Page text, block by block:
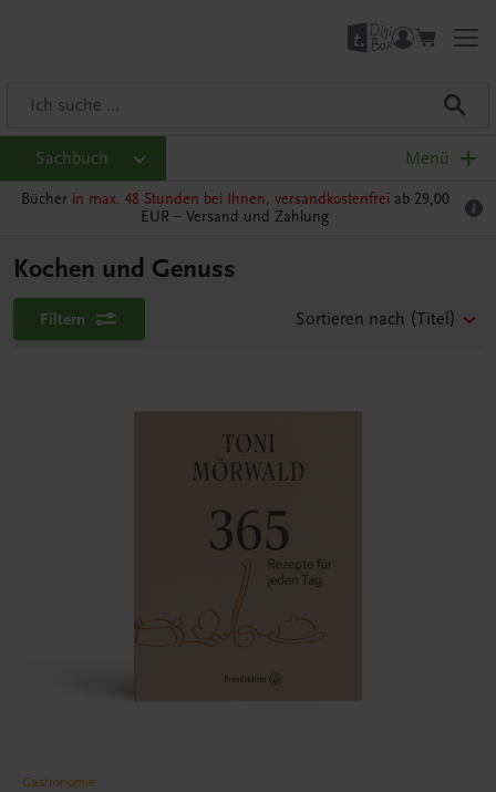
Sachbuch Menü
Bücher in max. 48 Stunden bei Ihnen, versandkostenfrei ab 29,00
EUR – Versand und Zahlung
Kochen und Genuss
Filtern Sortieren nach (Titel)
Gastronomie